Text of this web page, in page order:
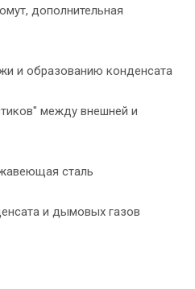
дополнительная
и образованию конденсата
между внешней и
сталь
и дымовых газов